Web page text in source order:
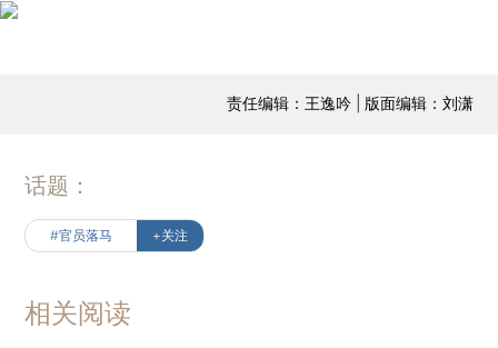
责任编辑：王逸吟 | 版面编辑：刘潇
话题：
#官员落马 +关注
相关阅读